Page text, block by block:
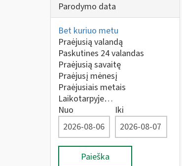
Parodymo data
Bet kuriuo metu
Praėjusią valandą
Paskutines 24 valandas
Praėjusią savaitę
Praėjusį mėnesį
Praėjusiais metais
Laikotarpyje…
Nuo
Iki
Paieška